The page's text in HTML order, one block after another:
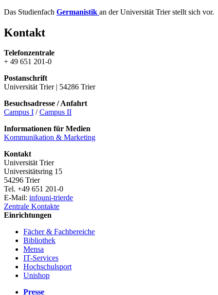
Das Studienfach Germanistik an der Universität Trier stellt sich vor.
Kontakt
Telefonzentrale
+ 49 651 201-0
Postanschrift
Universität Trier | 54286 Trier
Besuchsadresse / Anfahrt
Campus I /Campus II
Informationen für Medien
Kommunikation & Marketing
Kontakt
Universität Trier
Universitätsring 15
54296 Trier
Tel. +49 651 201-0
E-Mail: infouni-trierde
Zentrale Kontakte
Einrichtungen
Fächer & Fachbereiche
Bibliothek
Mensa
IT-Services
Hochschulsport
Unishop
Presse